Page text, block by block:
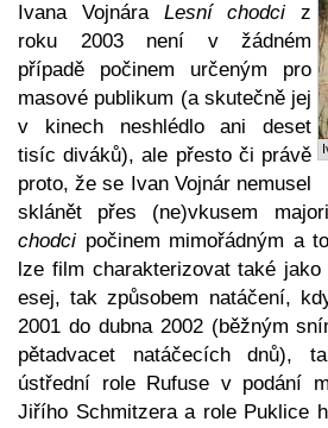
Ivana Vojnára Lesní chodci z
roku 2003 není v žádném
případě počinem určeným pro
masové publikum (a skutečně jej
v kinech neshlédlo ani deset
tisíc diváků), ale přesto či právě
proto, že se Ivan Vojnár nemusel
sklánět přes (ne)vkusem
chodci počinem mimořádným a
lze film charakterizovat také
esej, tak způsobem natáčení,
2001 do dubna 2002 (běžným
pětadvacet natáčecích dnů),
ústřední role Rufuse v podání
Jiřího Schmitzera a role Puklice